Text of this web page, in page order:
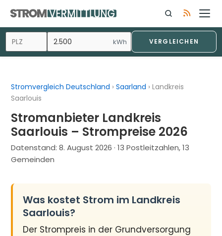
Inhalt
springen
kWh VERGLEICHEN
Stromvergleich Deutschland ›Saarland ›Landkreis
Saarlouis
Stromanbieter Landkreis
Saarlouis – Strompreise 2026
Datenstand:8. August 2026 · 13 Postleitzahlen, 13
Gemeinden
Was kostet Strom im Landkreis
Saarlouis?
Der Strompreis in der Grundversorgung